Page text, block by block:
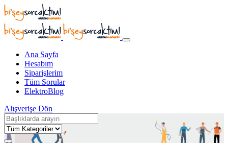
Ana Sayfa
Hesabım
Siparişlerim
Tüm Sorular
ElektroBlog
Alışverişe Dön